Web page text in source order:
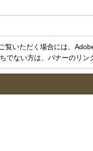
覧いただく場合には、
でない方は、バナーのリン